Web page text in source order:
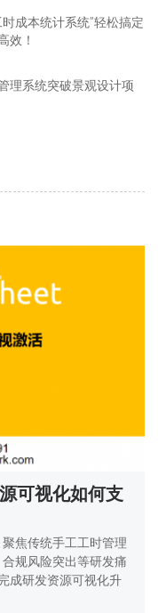
成本统计系统”轻松搞定
效！
理系统突破景观设计项
可视化如何支
焦传统手工工时管理
规风险突出等研发痛
成研发资源可视化升